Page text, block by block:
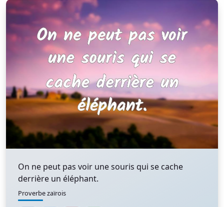
On ne peut pas voir une souris qui se cache
derrière un éléphant.
Proverbe zaïrois